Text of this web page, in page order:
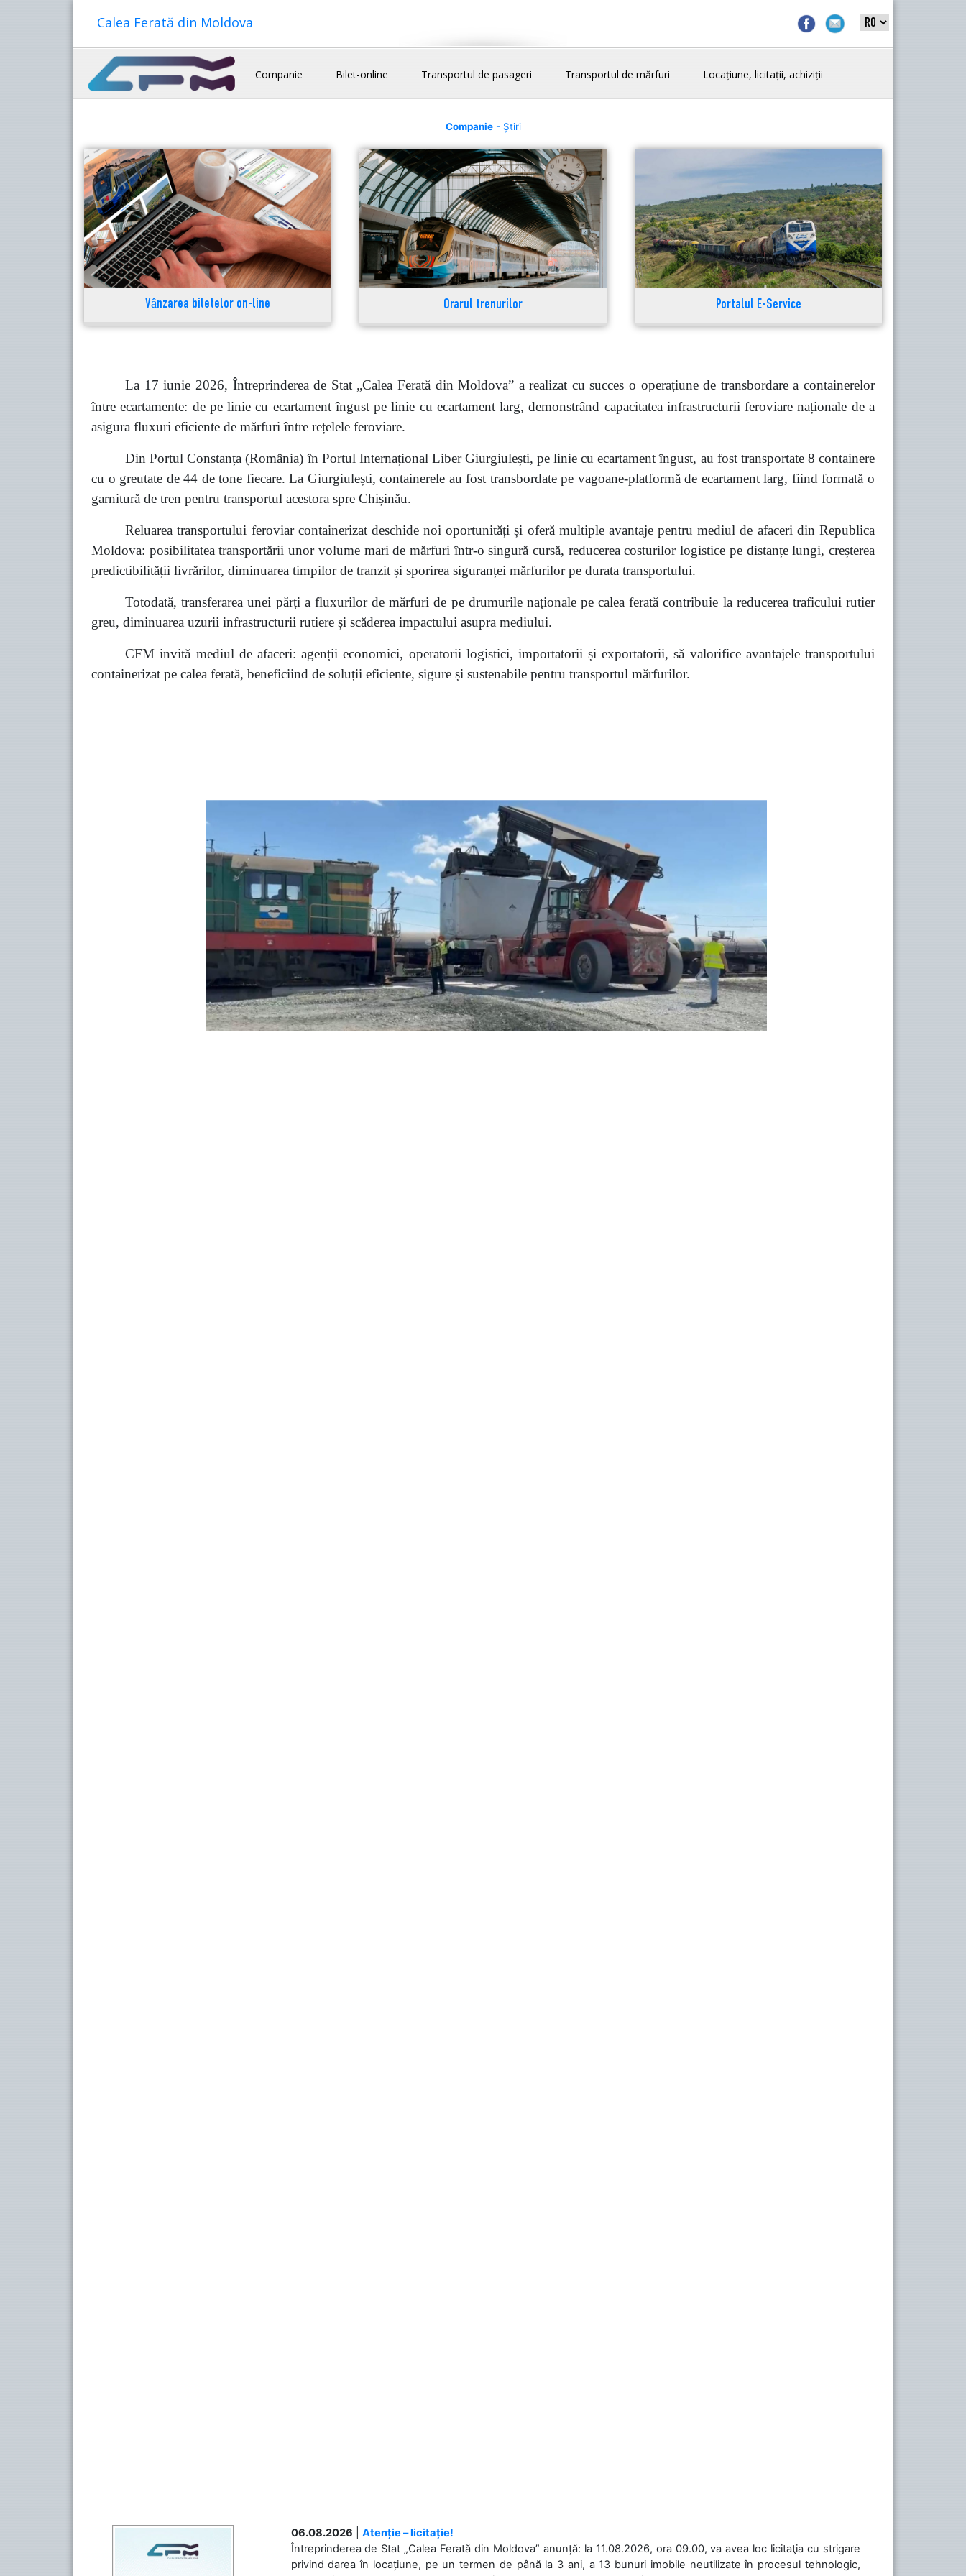
Calea Ferată din Moldova
Companie Bilet-online Transportul de pasageri Transportul de mărfuri Locațiune, licitații, achiziții
Companie- Știri
Vânzarea biletelor on-line Orarul trenurilor Portalul E-Service
La 17 iunie 2026, Întreprinderea de Stat „Calea Ferată din Moldova” a realizat cu succes o operațiune de transbordare a containerelor
între ecartamente: de pe linie cu ecartament îngust pe linie cu ecartament larg, demonstrând capacitatea infrastructurii feroviare naționale de a
asigura fluxuri eficiente de mărfuri între rețelele feroviare.
Din Portul Constanța (România) în Portul Internațional Liber Giurgiulești, pe linie cu ecartament îngust, au fost transportate 8 containere
cu o greutate de 44 de tone fiecare. La Giurgiulești, containerele au fost transbordate pe vagoane-platformă de ecartament larg, fiind formată o
garnitură de tren pentru transportul acestora spre Chișinău.
Reluarea transportului feroviar containerizat deschide noi oportunitățiși oferă multiple avantajepentru mediul de afaceri din Republica
Moldova: posibilitatea transportării unor volume mari de mărfuri într-o singură cursă, reducerea costurilor logistice pe distanțe lungi, creșterea
predictibilității livrărilor, diminuarea timpilor de tranzit și sporirea siguranței mărfurilor pe durata transportului.
Totodată, transferarea unei părți a fluxurilor de mărfuri de pe drumurile naționale pe calea ferată contribuie la reducerea traficului rutier
greu, diminuarea uzurii infrastructurii rutiere și scăderea impactului asupra mediului.
CFM invită mediul de afaceri:agenții economici, operatorii logistici, importatorii și exportatorii, să valorifice avantajele transportului
containerizat pe calea ferată, beneficiind de soluții eficiente, sigure și sustenabile pentru transportul mărfurilor.
06.08.2026
Atenție – licitație!
Întreprinderea de Stat „Calea Ferată din Moldova” anunță: la 11.08.2026, ora 09.00, va avea loc licitaţia cu strigare
privind darea în locațiune, pe un termen de până la 3 ani, a 13 bunuri imobile neutilizate în procesul tehnologic,